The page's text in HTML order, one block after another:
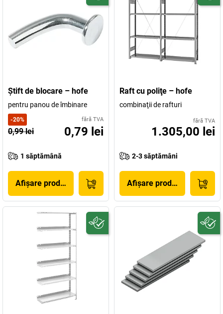
Ştift de blocare – hofe
pentru panou de îmbinare
-20% fără TVA
0,99 lei 0,79 lei
1 săptămână
Afișare produs
Raft cu poliţe – hofe
combinaţii de rafturi
fără TVA
1.305,00 lei
2-3 săptămâni
Afișare produs